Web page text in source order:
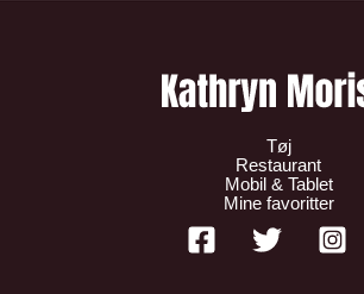
Tøj
Restaurant
Mobil & Tablet
Mine favoritter